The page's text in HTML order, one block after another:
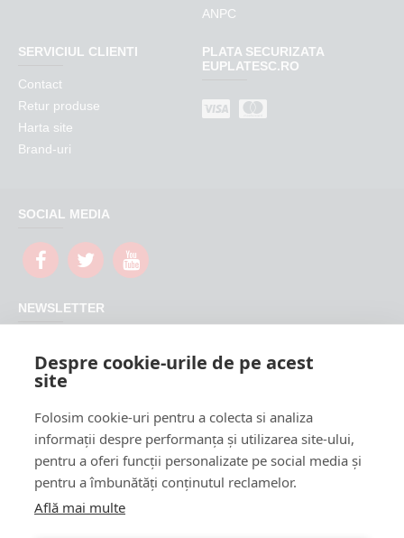
ANPC
SERVICIUL CLIENTI
Contact
Retur produse
Harta site
Brand-uri
PLATA SECURIZATA
EUPLATESC.RO
SOCIAL MEDIA
NEWSLETTER
FeederShop
CAPTCHA
Please complete the
captcha validation
below
Despre cookie-urile de pe acest
site
Folosim cookie-uri pentru a colecta si analiza
informații despre performanța și utilizarea site-ului,
pentru a oferi funcții personalizate pe social media și
pentru a îmbunătăți conținutul reclamelor.
Află mai multe